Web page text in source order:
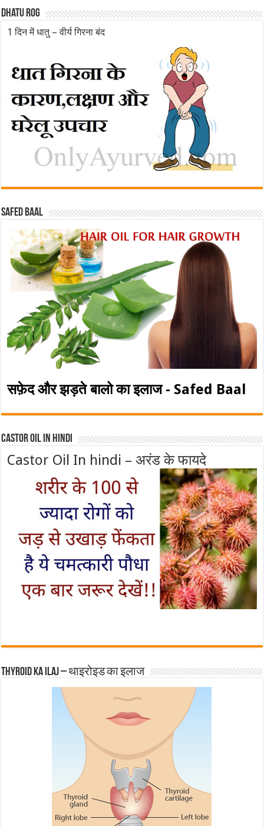
Dhatu rog
1 दिन में धातु – वीर्य गिरना बंद
Safed baal
सफ़ेद और झड़ते बालो का इलाज - Safed Baal
Castor Oil In Hindi
Castor Oil In hindi – अरंड के फायदे
Thyroid ka ilaj – थाइरोइड का इलाज